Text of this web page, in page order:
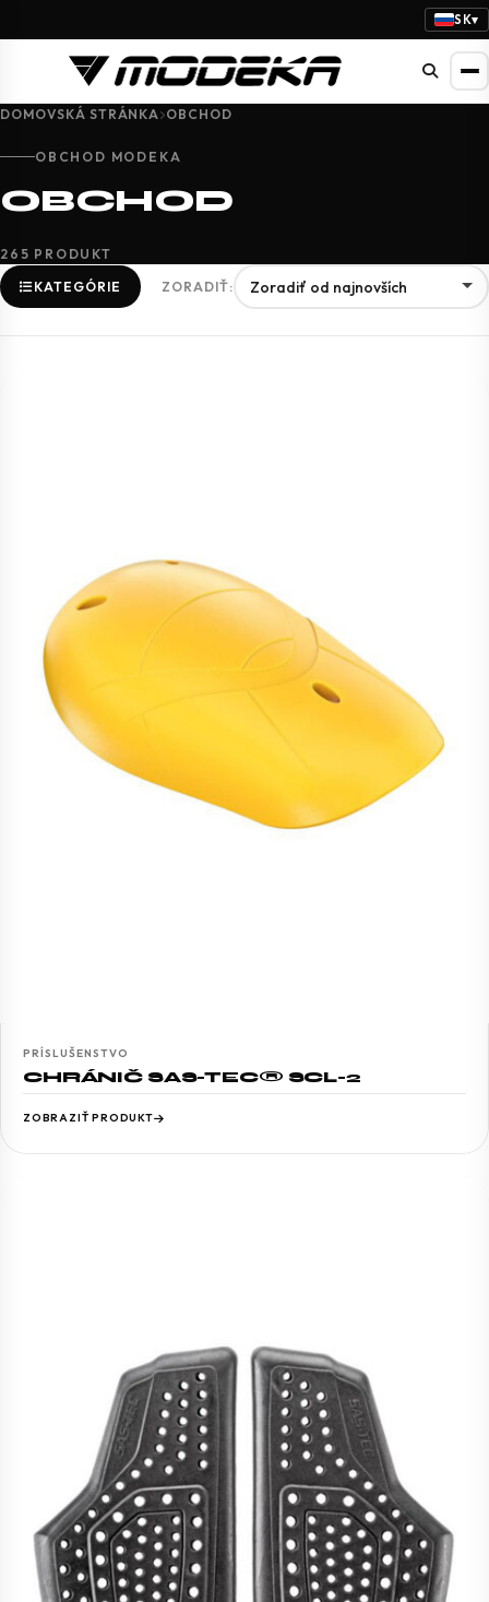
SK▾
DOMOVSKÁ STRÁNKA OBCHOD
OBCHOD MODEKA
OBCHOD
265 PRODUKT
KATEGÓRIE
ZORADIŤ:
PRÍSLUŠENSTVO
CHRÁNIČ SAS-TEC® SCL-2
ZOBRAZIŤ PRODUKT